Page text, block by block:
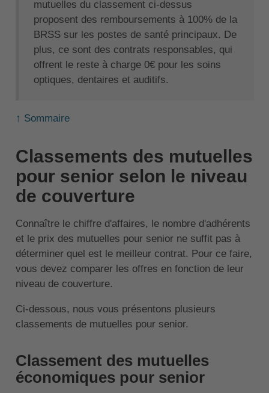
mutuelles du classement ci-dessus
proposent des remboursements à 100% de la
BRSS sur les postes de santé principaux. De
plus, ce sont des contrats responsables, qui
offrent le reste à charge 0€ pour les soins
optiques, dentaires et auditifs.
↑ Sommaire
Classements des mutuelles
pour senior selon le niveau
de couverture
Connaître le chiffre d'affaires, le nombre d'adhérents
et le prix des mutuelles pour senior ne suffit pas à
déterminer quel est le meilleur contrat. Pour ce faire,
vous devez comparer les offres en fonction de leur
niveau de couverture.
Ci-dessous, nous vous présentons plusieurs
classements de mutuelles pour senior.
Classement des mutuelles
économiques pour senior